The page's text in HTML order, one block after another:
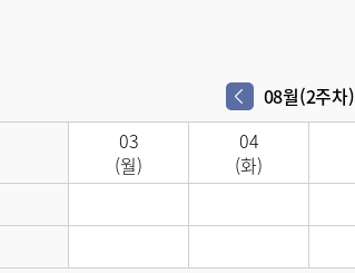
08월(2주차)
03
(월)
04
(화)